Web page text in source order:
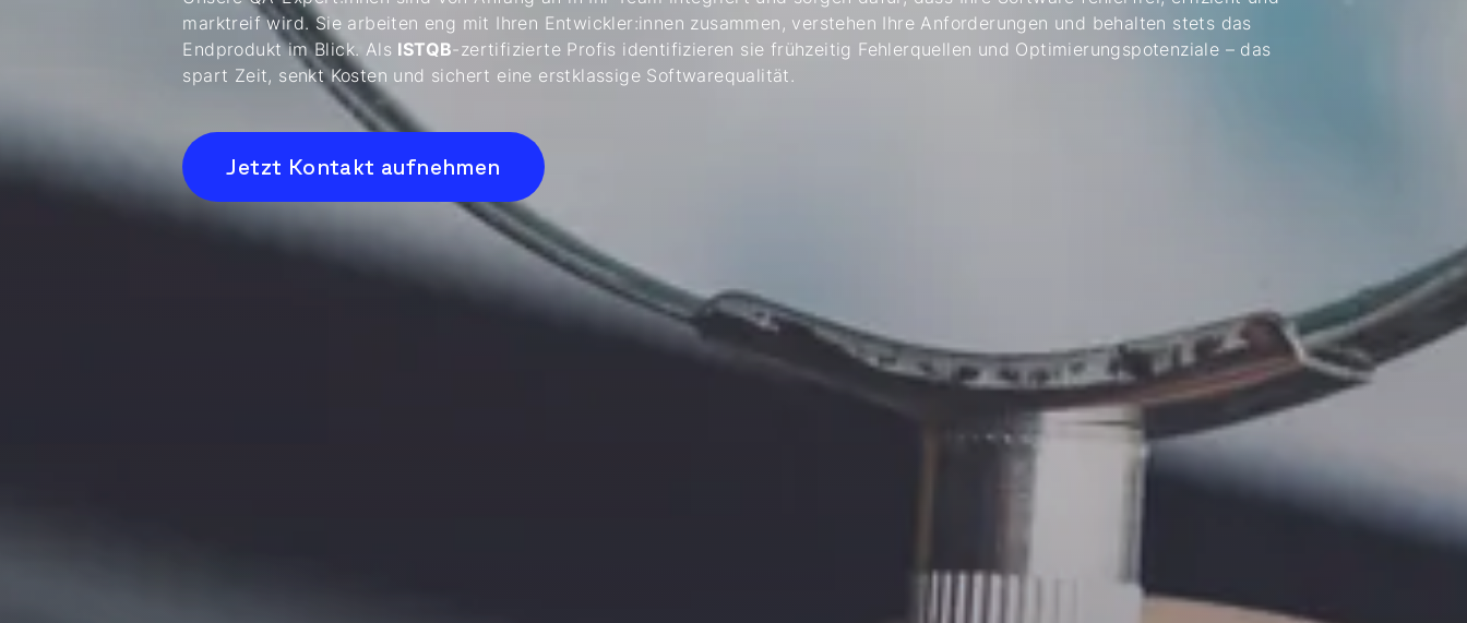
marktreif wird. Sie arbeiten eng mit Ihren Entwickler:innen zusammen, verstehen Ihre Anforderungen und behalten stets das
Endprodukt im Blick. Als ISTQB-zertifizierte Profis identifizieren sie frühzeitig Fehlerquellen und Optimierungspotenziale – das
spart Zeit, senkt Kosten und sichert eine erstklassige Softwarequalität.
Jetzt Kontakt aufnehmen